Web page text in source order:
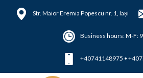
Str. Maior Eremia Popescu nr. 1, Iași
Business hours: M-F:
+40741148975 •